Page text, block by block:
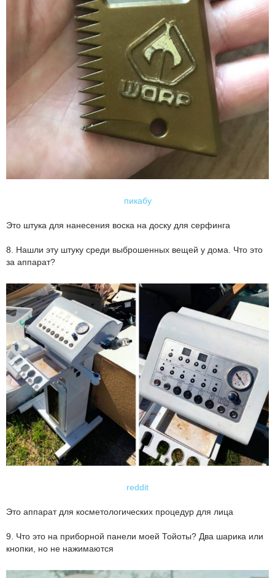
пикабу
Это штука для нанесения воска на доску для серфинга
8. Нашли эту штуку среди выброшенных вещей у дома. Что это
за аппарат?
reddit
Это аппарат для косметологических процедур для лица
9. Что это на приборной панели моей Тойоты? Два шарика или
кнопки, но не нажимаются